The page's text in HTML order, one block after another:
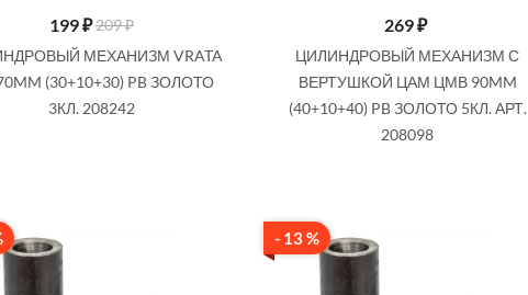
199₽209 ₽
МЕХАНИЗМ VRATA
(30+10+30) PB ЗОЛОТО
3КЛ. 208242
269₽
ЦИЛИНДРОВЫЙ МЕХАНИЗМ С
ВЕРТУШКОЙ ЦАМ ЦМВ 90MM
(40+10+40) PB ЗОЛОТО 5КЛ. АРТ.
208098
- 13 %